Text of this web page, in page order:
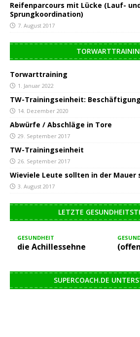
Reifenparcours mit Lücke (Lauf-
Sprungkoordination)
7. August 2017
Torwarttraining
1. Januar 2022
TW-Trainingseinheit: Beschäftigung
14. Dezember 2020
Abwürfe / Abschläge in Tore
29. September 2017
TW-Trainingseinheit
26. September 2017
Wieviele Leute sollten in der Mauer
3. August 2017
LETZTE
GESUNDHEIT
die Achillessehne
SUPERCOACH.DE